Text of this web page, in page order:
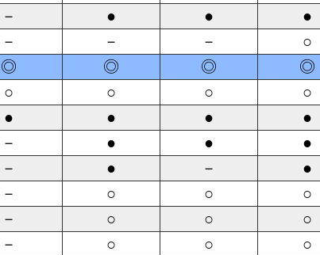
－ ● ● ●
－ － － ○
◎ ◎ ◎ ◎
○ ○ ○ ○
● ● ● ●
－ ● ● ●
－ ● － ●
－ ○ ○ ○
－ ○ ○ ○
－ ○ ○ ○